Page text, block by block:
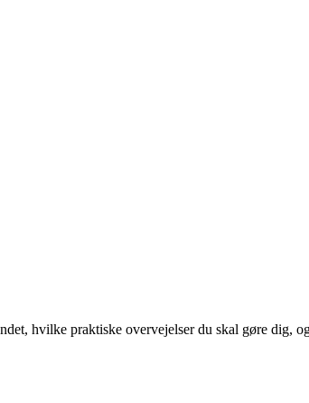
hvilke praktiske overvejelser du skal gøre dig,